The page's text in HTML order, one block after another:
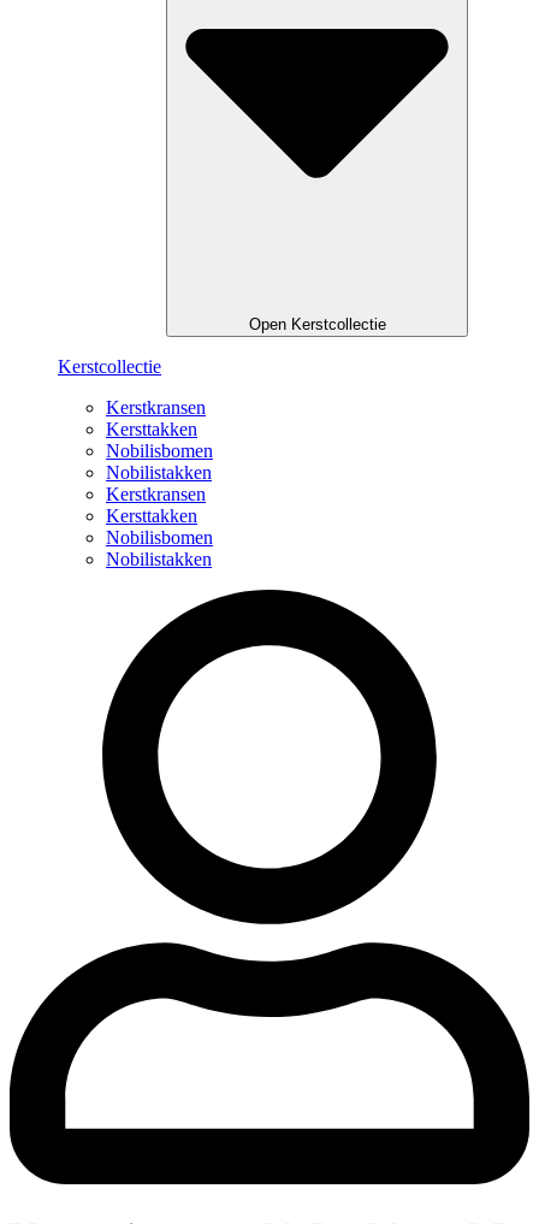
Open Kerstcollectie
Kerstcollectie
Kerstkransen
Kersttakken
Nobilisbomen
Nobilistakken
Kerstkransen
Kersttakken
Nobilisbomen
Nobilistakken